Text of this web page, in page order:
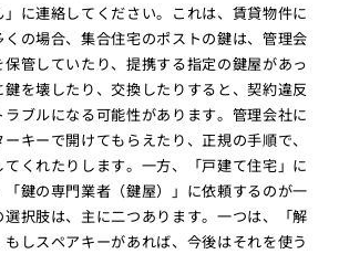
に連絡してください。これは、賃貸物件に
の場合、集合住宅のポストの鍵は、管理会
管していたり、提携する指定の鍵屋があっ
を壊したり、交換したりすると、契約違反
ブルになる可能性があります。管理会社に
キーで開けてもらえたり、正規の手順で、
くれたりします。一方、「戸建て住宅」に
鍵の専門業者（鍵屋）」に依頼するのが一
択肢は、主に二つあります。一つは、「解
しスペアキーがあれば、今後はそれを使う